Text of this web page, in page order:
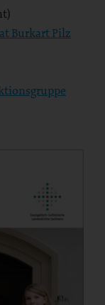
Burkart Pilz